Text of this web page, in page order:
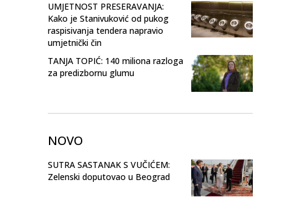
UMJETNOST PRESERAVANJA:
Kako je Stanivuković od pukog
raspisivanja tendera napravio
umjetnički čin
TANJA TOPIĆ: 140 miliona razloga
za predizbornu glumu
NOVO
SUTRA SASTANAK S VUČIĆEM:
Zelenski doputovao u Beograd